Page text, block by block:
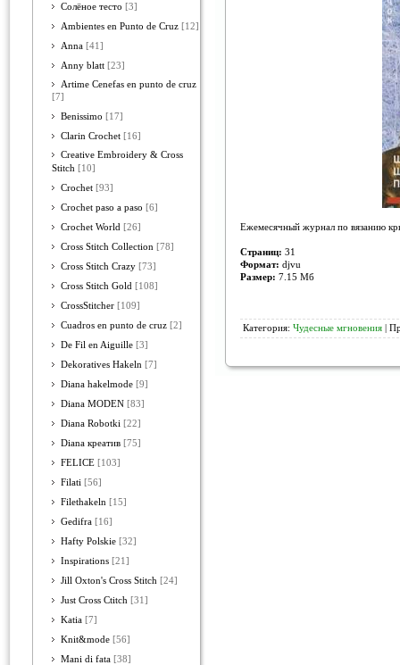
Солёное тесто [3]
Ambientes en Punto de Cruz [12]
Anna [41]
Anny blatt [23]
Artime Cenefas en punto de cruz
[7]
Benissimo [17]
Clarin Crochet [16]
Creative Embroidery & Cross
Stitch [10]
Crochet [93]
Crochet paso a paso [6]
Crochet World [26]
Cross Stitch Collection [78]
Cross Stitch Crazy [73]
Cross Stitch Gold [108]
CrossStitcher [109]
Cuadros en punto de cruz [2]
De Fil en Aiguille [3]
Dekoratives Hakeln [7]
Diana hakelmode [9]
Diana MODEN [83]
Diana Robotki [22]
Diana креатив [75]
FELICE [103]
Filati [56]
Filethakeln [15]
Gedifra [16]
Hafty Polskie [32]
Inspirations [21]
Jill Oxton's Cross Stitch [24]
Just Cross Ctitch [31]
Katia [7]
Knit&mode [56]
Mani di fata [38]
Ежемесячный журнал по вязанию
Страниц: 31
Формат: djvu
Размер: 7.15 Мб
Категория: Чудесные мгновения |